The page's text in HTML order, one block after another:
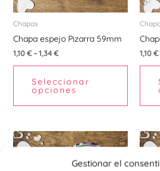
Gestionar el
Chapas
Chapa espejo Pizarra 59mm
1,10€–1,34€
Seleccionar
opciones
se
pueden
elegir
la
1,10€
Este
tiene